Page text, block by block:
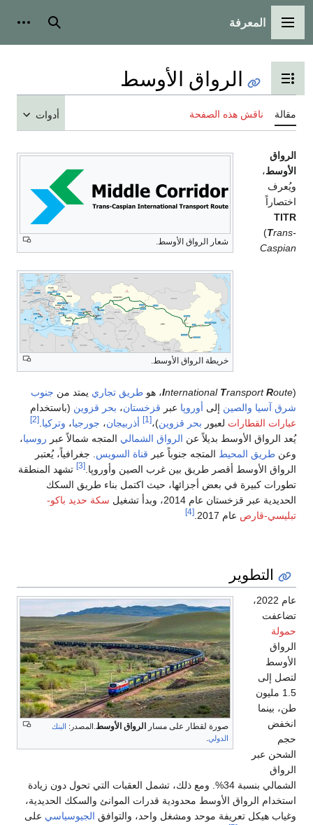
القائمة الرئيسية
المعرفة بحث
تبديل عرض جدول المحتويات
الرواق الأوسط
مقالة ناقش هذه الصفحة أدوات
شعار الرواق الأوسط.
خريطة الرواق الأوسط.
الرواق
الأوسط،
ويُعرف
اختصاراً
TITR
(Trans-
Caspian
International TransportRoute)، هو طريق تجاري يمتد من جنوب
شرق آسيا والصين إلى أوروپا عبر قزخستان، بحر قزوين (باستخدام
عبارات القطارات لعبور بحر قزوين)،[1] أذربيجان، جورجيا، وتركيا.
[2]
يُعد الرواق الأوسط بديلاً عن الرواق الشمالي المتجه شمالاً عبر روسيا،
وعن طريق المحيط المتجه جنوباً عبر قناة السويس. جغرافياً، يُعتبر
الرواق الأوسط أقصر طريق بين غرب الصين وأوروپا.[3]
تشهد المنطقة
تطورات كبيرة في بعض أجزائها، حيث اكتمل بناء طريق السكك
الحديدية عبر قزخستان عام 2014، وبدأ تشغيل
سكة حديد باكو-
تبليسي-قارص عام 2017. [4]
التطوير
صورة لقطار على مسار الرواق الأوسط.المصدر: البنك
الدولي
عام 2022،
تضاعفت
حمولة
الرواق
الأوسط
لتصل إلى
1.5 مليون
طن، بينما
انخفض
حجم
الشحن عبر
الرواق
الشمالي بنسبة 34%. ومع ذلك، تشمل العقبات التي تحول دون زيادة
استخدام الرواق الأوسط محدودية قدرات الموانئ والسكك الحديدية،
وغياب هيكل تعريفة موحد ومشغل واحد، والتوافق الجيوسياسي على